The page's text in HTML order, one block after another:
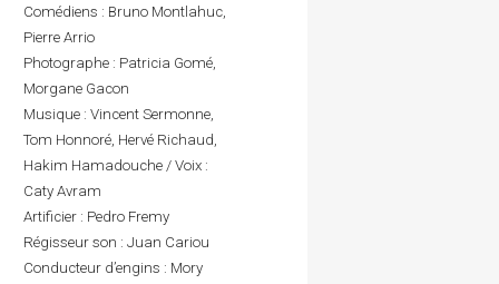
Comédiens : Bruno Montlahuc,
Pierre Arrio
Photographe : Patricia Gomé,
Morgane Gacon
Musique : Vincent Sermonne,
Tom Honnoré, Hervé Richaud,
Hakim Hamadouche / Voix :
Caty Avram
Artificier : Pedro Fremy
Régisseur son : Juan Cariou
Conducteur d’engins : Mory